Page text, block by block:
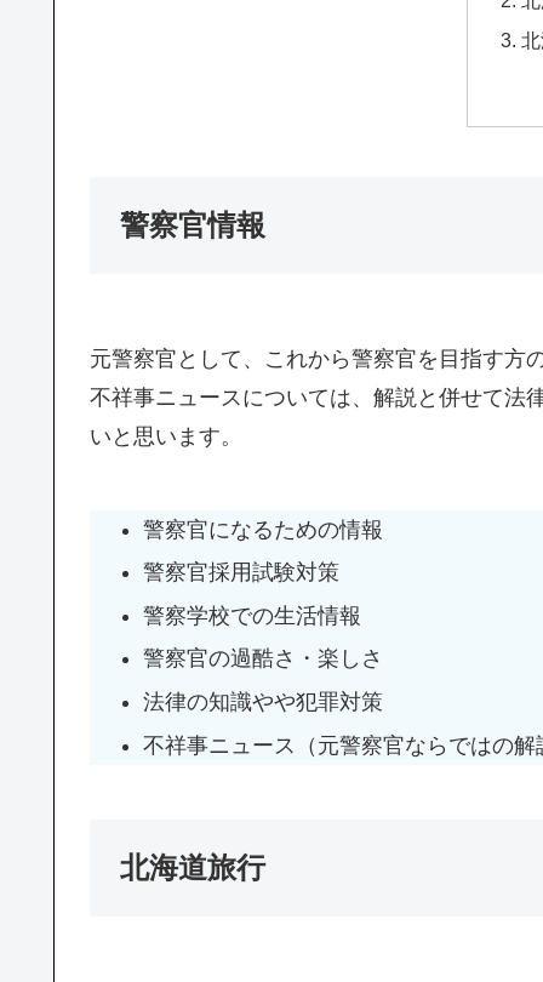
警察官情報
元警察官として、これから警察官を目指す方
不祥事ニュースについては、解説と併せて法
いと思います。
警察官になるための情報
警察官採用試験対策
警察学校での生活情報
警察官の過酷さ・楽しさ
法律の知識やや犯罪対策
不祥事ニュース（元警察官ならではの
北海道旅行